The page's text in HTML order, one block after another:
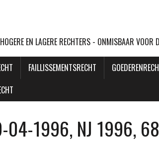
EN LAGERE RECHTERS - ONMISBAAR VOOR
FAILLISSEMENTSRECHT
04-1996, NJ 1996,